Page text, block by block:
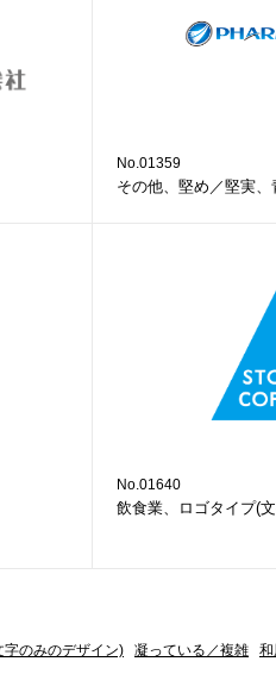
No.01359
その他、堅め／堅実、
No.01640
飲食業、ロゴタイプ(
字のみのデザイン) 凝っている／複雑 和